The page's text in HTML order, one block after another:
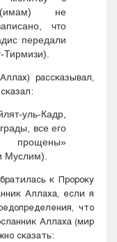
не
что
передали
рассказывал,
уль-Кадр,
все его
прощены»
Муслим).
к Пророку
Аллаха, если я
что
Аллаха (мир
сказать: